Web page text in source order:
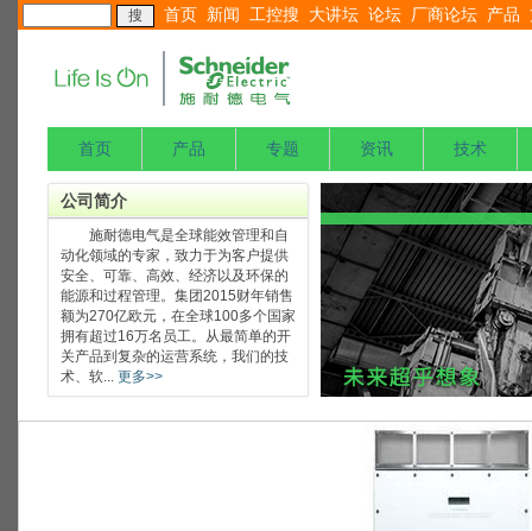
首页 新闻 工控搜 大讲坛 论坛 厂商论坛 产品
首页 产品 专题 资讯 技术
公司简介
施耐德电气是全球能效管理和自
动化领域的专家，致力于为客户提供
安全、可靠、高效、经济以及环保的
能源和过程管理。集团2015财年销售
额为270亿欧元，在全球100多个国家
拥有超过16万名员工。从最简单的开
关产品到复杂的运营系统，我们的技
术、软... 更多>>